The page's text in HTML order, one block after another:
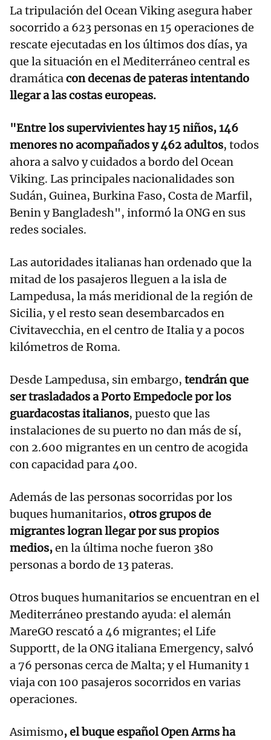
La tripulación del Ocean Viking asegura haber
socorrido a 623 personas en 15 operaciones de
rescate ejecutadas en los últimos dos días, ya
que la situación en el Mediterráneo central es
dramáticacon decenas de pateras intentando
llegar a las costas europeas.
"Entre los supervivientes hay 15 niños, 146
menores no acompañados y 462 adultos, todos
ahora a salvo y cuidados a bordo del Ocean
Viking. Las principales nacionalidades son
Sudán, Guinea, Burkina Faso, Costa de Marfil,
Benin y Bangladesh", informó la ONG en sus
redes sociales.
Las autoridades italianas han ordenado que la
mitad de los pasajeros lleguen a la isla de
Lampedusa, la más meridional de la región de
Sicilia, y el resto sean desembarcados en
Civitavecchia, en el centro de Italia y a pocos
kilómetros de Roma.
Desde Lampedusa, sin embargo, tendrán que
ser trasladados a Porto Empedocle por los
guardacostas italianos, puesto que las
instalaciones de su puerto no dan más de sí,
con 2.600 migrantes en un centro de acogida
con capacidad para 400.
Además de las personas socorridas por los
buques humanitarios, otros grupos de
migrantes logran llegar por sus propios
medios,en la última noche fueron 380
personas a bordo de 13 pateras.
Otros buques humanitarios se encuentran en el
Mediterráneo prestando ayuda: el alemán
MareGO rescató a 46 migrantes; el Life
Supportt, de la ONG italiana Emergency, salvó
a 76 personas cerca de Malta; y el Humanity 1
viaja con 100 pasajeros socorridos en varias
operaciones.
Asimismo, el buque español Open Arms ha